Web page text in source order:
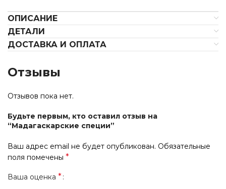
ОПИСАНИЕ
ДЕТАЛИ
ДОСТАВКА И ОПЛАТА
Отзывы
Отзывов пока нет.
Будьте первым, кто оставил отзыв на
“Мадагаскарские специи”
Ваш адрес email не будет опубликован. Обязательные
поля помечены *
Ваша оценка *